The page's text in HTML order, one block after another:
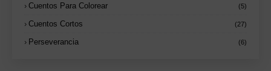
Cuentos Para Colorear (5)
Cuentos Cortos (27)
Perseverancia (6)